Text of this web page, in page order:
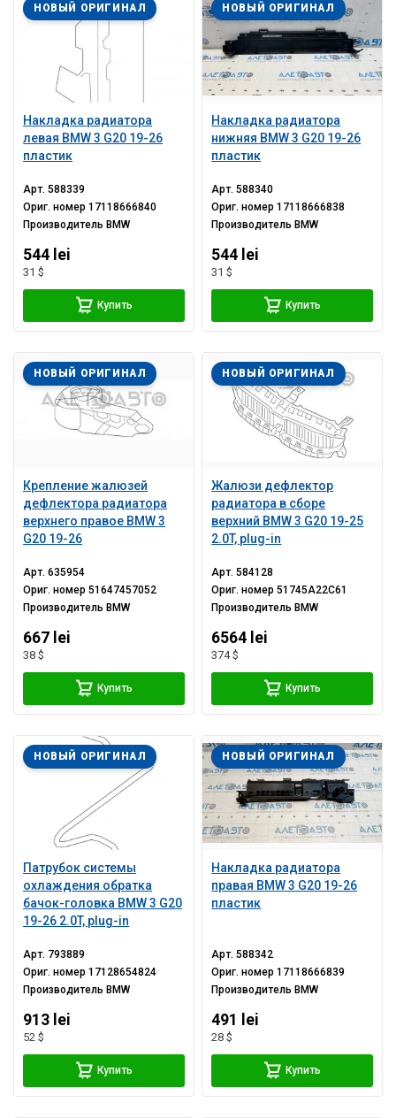
Накладка радиатора
левая BMW 3 G20 19-26
пластик
НОВЫЙ ОРИГИНАЛ
Арт.588339
Ориг. номер17118666840
ПроизводительBMW
544 lei
31 $
Купить
Накладка радиатора
нижняя BMW 3 G20 19-26
пластик
НОВЫЙ ОРИГИНАЛ
Арт.588340
Ориг. номер17118666838
ПроизводительBMW
544 lei
31 $
Купить
Крепление жалюзей
дефлектора радиатора
верхнего правое BMW 3
G20 19-26
НОВЫЙ ОРИГИНАЛ
Арт.635954
Ориг. номер51647457052
ПроизводительBMW
667 lei
38 $
Купить
Жалюзи дефлектор
радиатора в сборе
верхний BMW 3 G20 19-25
2.0T, plug-in
НОВЫЙ ОРИГИНАЛ
Арт.584128
Ориг. номер51745A22C61
ПроизводительBMW
6564 lei
374 $
Купить
Патрубок системы
охлаждения обратка
бачок-головка BMW 3 G20
19-26 2.0T, plug-in
НОВЫЙ ОРИГИНАЛ
Арт. 793889
Ориг. номер17128654824
Производитель BMW
913 lei
52 $
Купить
Накладка радиатора
правая BMW 3 G20 19-26
пластик
НОВЫЙ ОРИГИНАЛ
Арт.588342
Ориг. номер17118666839
Производитель BMW
491 lei
28 $
Купить